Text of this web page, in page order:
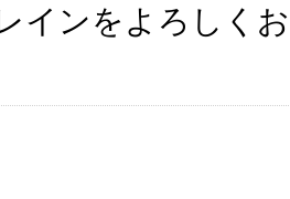
インをよろしく